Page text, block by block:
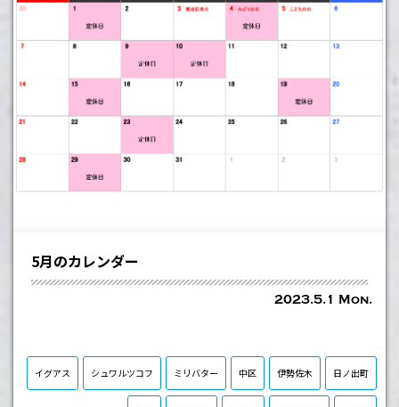
5月のカレンダー
2023.5.1 Mon.
イグアス シュワルツコフ ミリバター 中区 伊勢佐木 日ノ出町